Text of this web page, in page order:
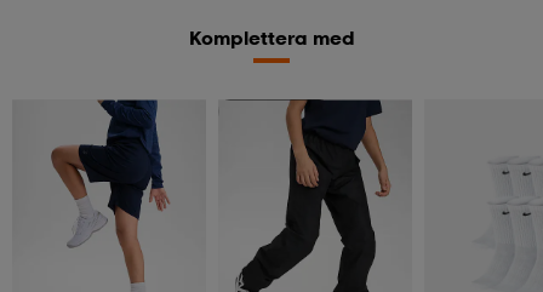
Komplettera med
Kampanj -25%